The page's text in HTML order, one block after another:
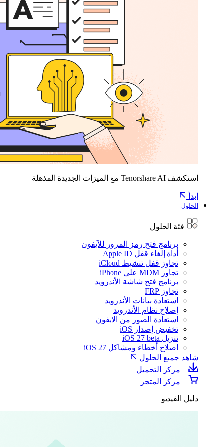
استكشف Tenorshare AI مع الميزات الجديدة المذهلة
ابدأ
الحلول
فئة الحلول
برنامج فتح رمز المرور للآيفون
أداة إلغاء قفل Apple ID
تجاوز قفل تنشيط iCloud
تجاوز MDM على iPhone
برنامج فتح شاشة الأندرويد
تجاوز FRP
استعادة بيانات الأندرويد
إصلاح نظام الأندرويد
استعادة الصور من الايفون
تخفيض إصدار iOS
تنزيل iOS 27 beta
اصلاح أخطاء ومشاكل iOS 27
شاهد جميع الحلول
مركز التحميل
مركز المتجر
دليل الفيديو